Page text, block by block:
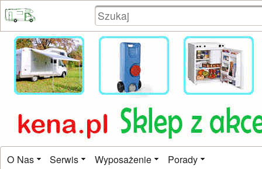
O Nas Serwis Wyposażenie Porady